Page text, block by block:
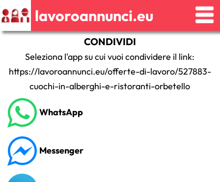
lavoroannunci.eu
CONDIVIDI
Seleziona l'app su cui vuoi condividere il link:
https://lavoroannunci.eu/offerte-di-lavoro/527883-
cuochi-in-alberghi-e-ristoranti-orbetello
WhatsApp
Messenger